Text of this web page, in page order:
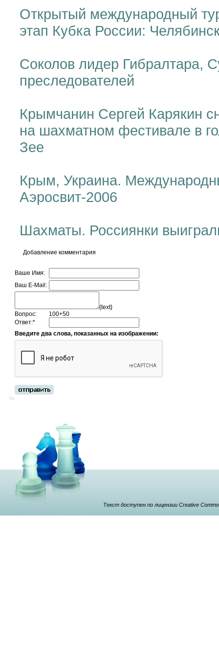
Открытый международный
этап Кубка России:
Соколов лидер Гибралтара,
преследователей
Крымчанин Сергей Карякин
на шахматном фестивале в
Зее
Крым, Украина.
Аэросвит-2006
Шахматы. Россиянки
Добавление комментария
Ваше Имя:
Ваш E-Mail:
{text}
Вопрос:
100+50
Ответ:*
Введите два слова, показанных на изображении:
Текст доступен по лицензии Creative